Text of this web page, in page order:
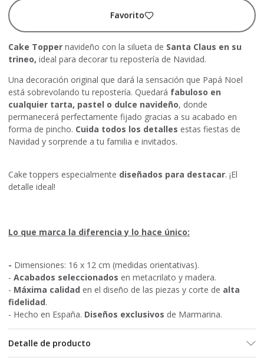
Favorito
Cake Topper navideño con la silueta de Santa Claus en su
trineo, ideal para decorar tu repostería de Navidad.
Una decoración original que dará la sensación que Papá Noel
está sobrevolando tu repostería. Quedará fabuloso en
cualquier tarta, pastel o dulce navideño, donde
permanecerá perfectamente fijado gracias a su acabado en
forma de pincho. Cuida todos los detalles estas fiestas de
Navidad y sorprende a tu familia e invitados.
Cake toppers especialmente diseñados para destacar. ¡El
detalle ideal!
Lo que marca la diferencia y lo hace único:
- Dimensiones: 16 x 12 cm (medidas orientativas).
- Acabados seleccionados en metacrilato y madera.
- Máxima calidad en el diseño de las piezas y corte de alta
fidelidad.
- Hecho en España. Diseños exclusivos de Marmarina.
Detalle de producto